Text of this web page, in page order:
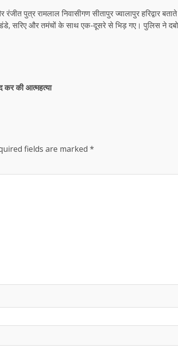
पुत्र रामलाल निवासीगण सीतापुर ज्वालापुर
सरिए और तमंचों के साथ एक-दूसरे से भिड़ गए। पुलिस ने
कर की आत्महत्या
fields are marked *